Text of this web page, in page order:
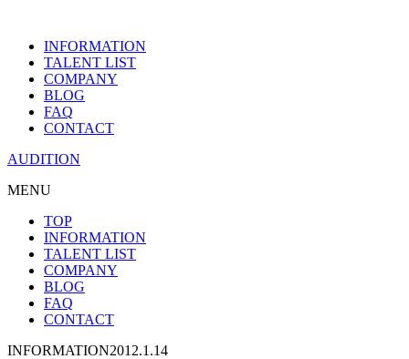
INFORMATION
TALENT LIST
COMPANY
BLOG
FAQ
CONTACT
AUDITION
MENU
TOP
INFORMATION
TALENT LIST
COMPANY
BLOG
FAQ
CONTACT
INFORMATION2012.1.14